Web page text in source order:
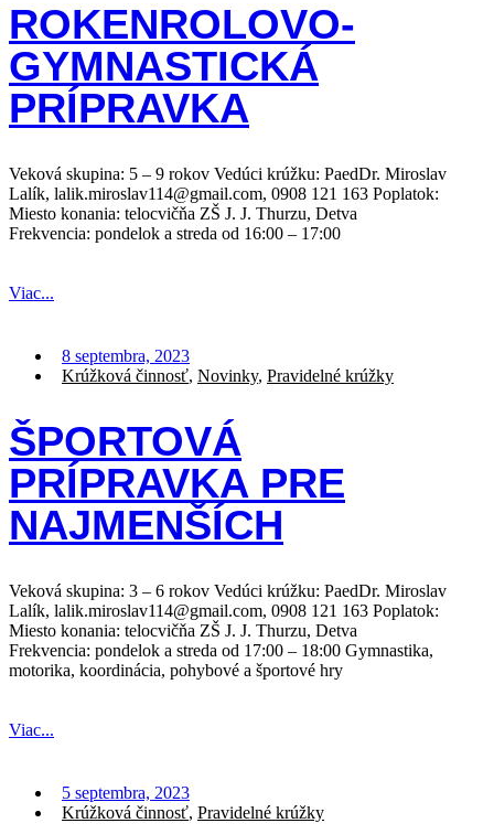
ROKENROLOVO-
GYMNASTICKÁ
PRÍPRAVKA
Veková skupina: 5 – 9 rokov Vedúci krúžku: PaedDr. Miroslav
Lalík, lalik.miroslav114@gmail.com, 0908 121 163 Poplatok:
Miesto konania: telocvičňa ZŠ J. J. Thurzu, Detva
Frekvencia: pondelok a streda od 16:00 – 17:00
Viac...
8 septembra, 2023
Krúžková činnosť, Novinky, Pravidelné krúžky
ŠPORTOVÁ
PRÍPRAVKA PRE
NAJMENŠÍCH
Veková skupina: 3 – 6 rokov Vedúci krúžku: PaedDr. Miroslav
Lalík, lalik.miroslav114@gmail.com, 0908 121 163 Poplatok:
Miesto konania: telocvičňa ZŠ J. J. Thurzu, Detva
Frekvencia: pondelok a streda od 17:00 – 18:00 Gymnastika,
motorika, koordinácia, pohybové a športové hry
Viac...
5 septembra, 2023
Krúžková činnosť, Pravidelné krúžky